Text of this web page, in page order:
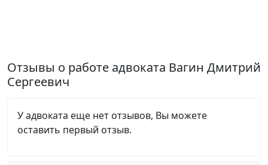
Отзывы о работе адвоката Вагин Дмитрий
Сергеевич
У адвоката еще нет отзывов, Вы можете
оставить первый отзыв.